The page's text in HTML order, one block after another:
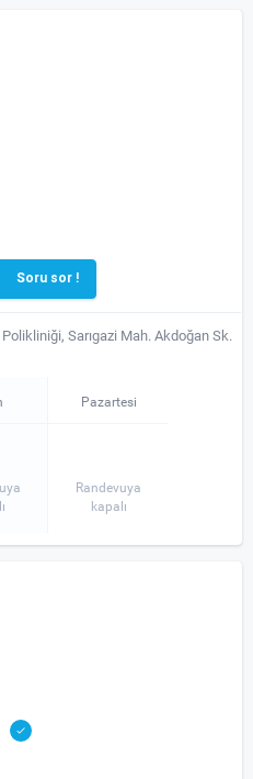
Soru sor !
Polikliniği, Sarıgazi Mah. Akdoğan Sk.
Pazartesi
Randevuya
kapalı